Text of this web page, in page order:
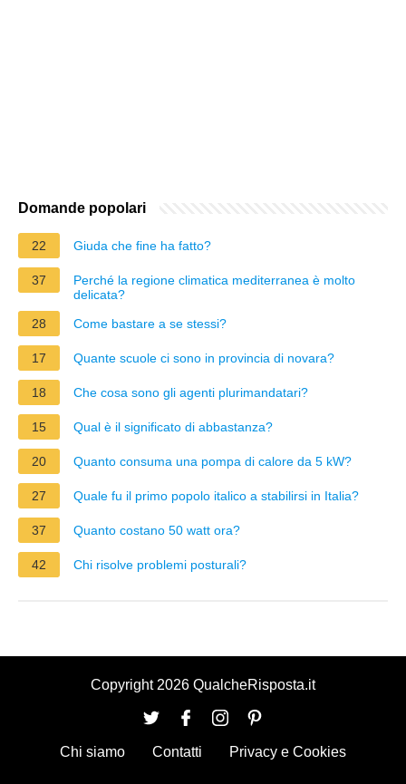
Domande popolari
22 Giuda che fine ha fatto?
37
Perché la regione climatica mediterranea è molto
delicata?
28
Come bastare a se stessi?
17 Quante scuole ci sono in provincia di novara?
18 Che cosa sono gli agenti plurimandatari?
15 Qual è il significato di abbastanza?
20 Quanto consuma una pompa di calore da 5 kW?
27 Quale fu il primo popolo italico a stabilirsi in Italia?
37 Quanto costano 50 watt ora?
42 Chi risolve problemi posturali?
Copyright 2026 QualcheRisposta.it
Chi siamo Contatti Privacy e Cookies